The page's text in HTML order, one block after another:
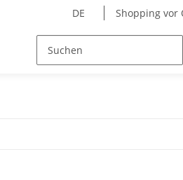
DE Shopping vor
Hersteller